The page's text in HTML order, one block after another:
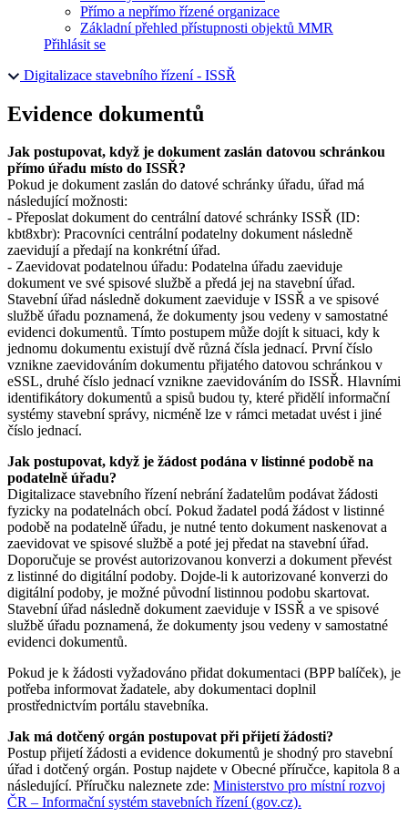
Přímo a nepřímo řízené organizace
Základní přehled přístupnosti objektů MMR
Přihlásit se
Digitalizace stavebního řízení - ISSŘ
Evidence dokumentů
Jak postupovat, když je dokument zaslán datovou schránkou
přímo úřadu místo do ISSŘ?
Pokud je dokument zaslán do datové schránky úřadu, úřad má
následující možnosti:
- Přeposlat dokument do centrální datové schránky ISSŘ (ID:
kbt8xbr): Pracovníci centrální podatelny dokument následně
zaevidují a předají na konkrétní úřad.
- Zaevidovat podatelnou úřadu: Podatelna úřadu zaeviduje
dokument ve své spisové službě a předá jej na stavební úřad.
Stavební úřad následně dokument zaeviduje v ISSŘ a ve spisové
službě úřadu poznamená, že dokumenty jsou vedeny v samostatné
evidenci dokumentů. Tímto postupem může dojít k situaci, kdy k
jednomu dokumentu existují dvě různá čísla jednací. První číslo
vznikne zaevidováním dokumentu přijatého datovou schránkou v
eSSL, druhé číslo jednací vznikne zaevidováním do ISSŘ. Hlavními
identifikátory dokumentů a spisů budou ty, které přidělí informační
systémy stavební správy, nicméně lze v rámci metadat uvést i jiné
číslo jednací.
Jak postupovat, když je žádost podána v listinné podobě na
podatelně úřadu?
Digitalizace stavebního řízení nebrání žadatelům podávat žádosti
fyzicky na podatelnách obcí. Pokud žadatel podá žádost v listinné
podobě na podatelně úřadu, je nutné tento dokument naskenovat a
zaevidovat ve spisové službě a poté jej předat na stavební úřad.
Doporučuje se provést autorizovanou konverzi a dokument převést
z listinné do digitální podoby. Dojde-li k autorizované konverzi do
digitální podoby, je možné původní listinnou podobu skartovat.
Stavební úřad následně dokument zaeviduje v ISSŘ a ve spisové
službě úřadu poznamená, že dokumenty jsou vedeny v samostatné
evidenci dokumentů.
Pokud je k žádosti vyžadováno přidat dokumentaci (BPP balíček), je
potřeba informovat žadatele, aby dokumentaci doplnil
prostřednictvím portálu stavebníka.
Jak má dotčený orgán postupovat při přijetí žádosti?
Postup přijetí žádosti a evidence dokumentů je shodný pro stavební
úřad i dotčený orgán. Postup najdete v Obecné příručce, kapitola 8 a
následující. Příručku naleznete zde: Ministerstvo pro místní rozvoj
ČR – Informační systém stavebních řízení (gov.cz).